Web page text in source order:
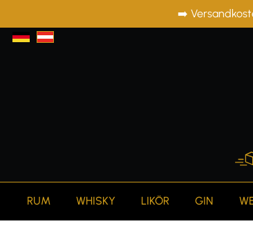
Zur Hauptnavigation springen
➡️
RUM WHISKY LIKÖR GIN